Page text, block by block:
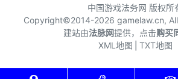
中国游戏法务网 版权所
Copyright©2014-2026 gamelaw.cn,
建站由法脉网提供，点击购买
XML地图 TXT地图